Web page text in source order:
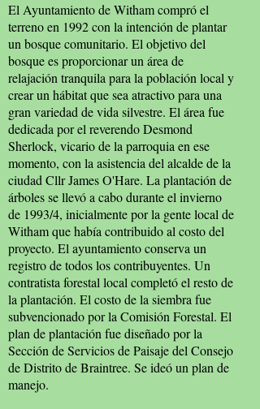
El Ayuntamiento de Witham compró el
terreno en 1992 con la intención de plantar
un bosque comunitario. El objetivo del
bosque es proporcionar un área de
relajación tranquila para la población local y
crear un hábitat que sea atractivo para una
gran variedad de vida silvestre. El área fue
dedicada por el reverendo Desmond
Sherlock, vicario de la parroquia en ese
momento, con la asistencia del alcalde de la
ciudad Cllr James O'Hare. La plantación de
árboles se llevó a cabo durante el invierno
de 1993/4, inicialmente por la gente local de
Witham que había contribuido al costo del
proyecto. El ayuntamiento conserva un
registro de todos los contribuyentes. Un
contratista forestal local completó el resto de
la plantación. El costo de la siembra fue
subvencionado por la Comisión Forestal. El
plan de plantación fue diseñado por la
Sección de Servicios de Paisaje del Consejo
de Distrito de Braintree. Se ideó un plan de
manejo.